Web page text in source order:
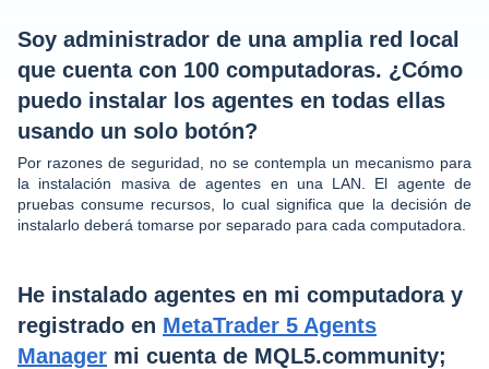
Soy administrador de una amplia red local
que cuenta con 100 computadoras. ¿Cómo
puedo instalar los agentes en todas ellas
usando un solo botón?
Por razones de seguridad, no se contempla un mecanismo para
la instalación masiva de agentes en una LAN. El agente de
pruebas consume recursos, lo cual significa que la decisión de
instalarlo deberá tomarse por separado para cada computadora.
He instalado agentes en mi computadora y
registrado en MetaTrader 5 Agents
Manager mi cuenta de MQL5.community;